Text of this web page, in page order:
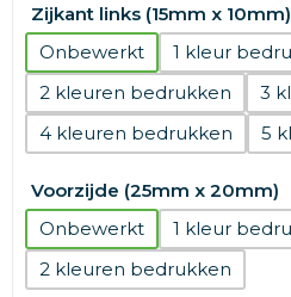
Zijkant links (15mm x 10mm)
Onbewerkt
1
2
3
4
5
Voorzijde (25mm x 20mm)
Onbewerkt
1
2